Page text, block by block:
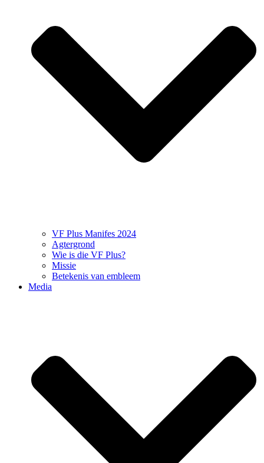
VF Plus Manifes 2024
Agtergrond
Wie is die VF Plus?
Missie
Betekenis van embleem
Media